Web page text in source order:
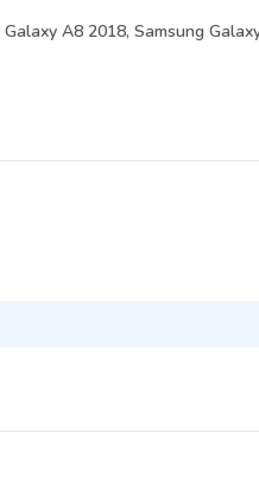
A8 2018, Samsung